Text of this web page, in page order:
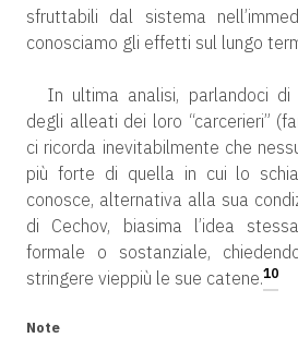
sfruttabili dal sistema
conosciamo gli effetti sul lungo
In ultima analisi, parlandoci
degli alleati dei loro “carcerieri”
ci ricorda inevitabilmente che
più forte di quella in cui lo
conosce, alternativa alla sua
di Cechov, biasima l’idea
formale o sostanziale,
stringere vieppiù le sue catene.10
Note